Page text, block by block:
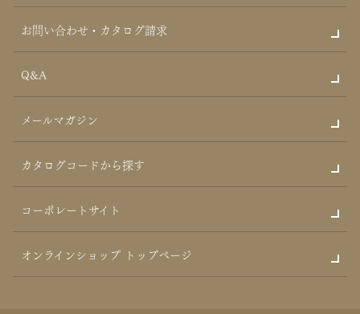
お問い合わせ・カタログ請求
Q&A
メールマガジン
カタログコードから探す
コーポレートサイト
オンラインショップ トップページ